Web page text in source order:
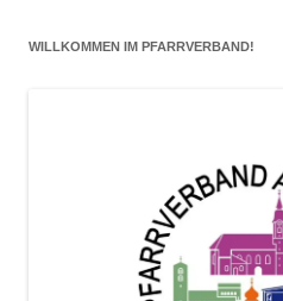
WILLKOMMEN IM PFARRVERBAND!